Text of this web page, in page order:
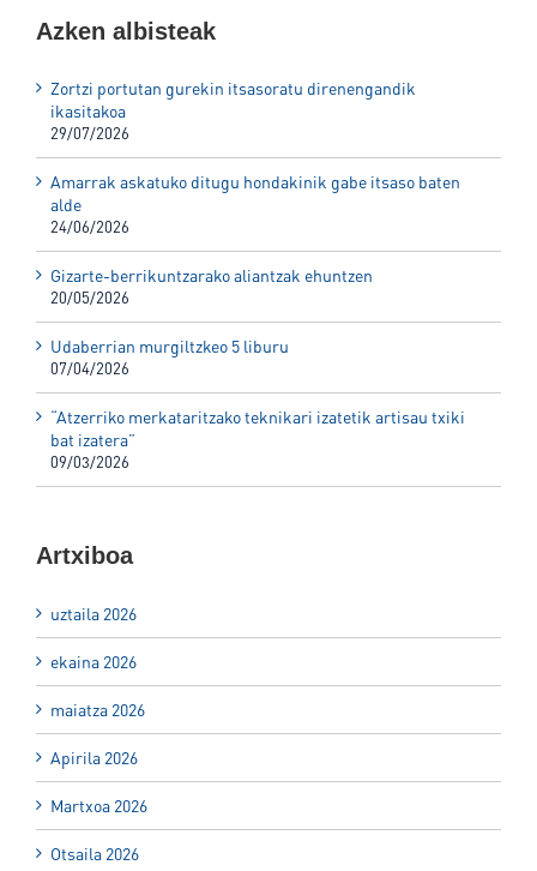
Azken albisteak
Zortzi portutan gurekin itsasoratu direnengandik
ikasitakoa
29/07/2026
Amarrak askatuko ditugu hondakinik gabe itsaso baten
alde
24/06/2026
Gizarte-berrikuntzarako aliantzak ehuntzen
20/05/2026
Udaberrian murgiltzkeo 5 liburu
07/04/2026
“Atzerriko merkataritzako teknikari izatetik artisau txiki
bat izatera”
09/03/2026
Artxiboa
uztaila 2026
ekaina 2026
maiatza 2026
Apirila 2026
Martxoa 2026
Otsaila 2026